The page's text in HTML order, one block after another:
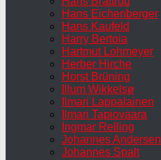
Hans Eichenberger
Hans Kaufeld
Harry Bertoia
Hartmut Lohmeyer
Herber Hirche
Horst Brüning
Illum Wikkelsø
Ilmari Lappalainen
Ilmari Tapiovaara
Ingmar Relling
Johannes Andersen
Johannes Spalt